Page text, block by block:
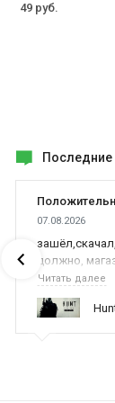
49 руб.
Последние
07.08.2026
должно,
время,нервы
поддержку
оказываете
Читать далее